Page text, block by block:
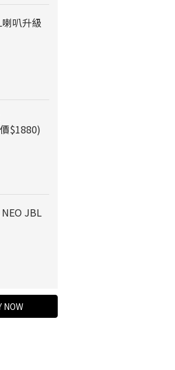
叭升級
$1880)
NEO JBL
NOW